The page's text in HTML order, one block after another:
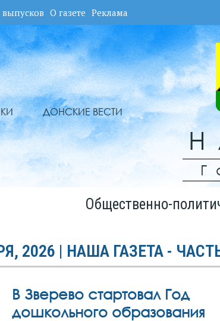
О газете Реклама
ДОНСКИЕ ВЕСТИ
Общественно-
2026 | НАША ГАЗЕТА -
В Зверево стартовал Год
дошкольного образования